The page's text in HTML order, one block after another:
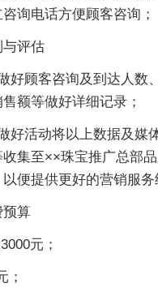
询电话方便顾客咨询；
评估
好顾客咨询及到达人数
额等做好详细记录；
好活动将以上数据及媒
集至××珠宝推广总部
便提供更好的营销服务
预算
元；
；